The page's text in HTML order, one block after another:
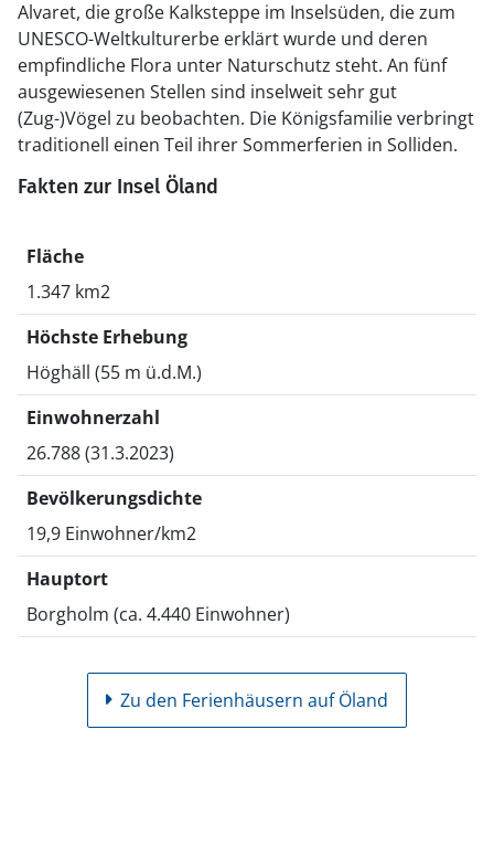
Alvaret, die große Kalksteppe im Inselsüden, die zum
UNESCO-Weltkulturerbe erklärt wurde und deren
empfindliche Flora unter Naturschutz steht. An fünf
ausgewiesenen Stellen sind inselweit sehr gut
(Zug-)Vögel zu beobachten. Die Königsfamilie verbringt
traditionell einen Teil ihrer Sommerferien in Solliden.
Fakten zur Insel Öland
Fläche
1.347 km2
Höchste Erhebung
Höghäll (55 m ü.d.M.)
Einwohnerzahl
26.788 (31.3.2023)
Bevölkerungsdichte
19,9 Einwohner/km2
Hauptort
Borgholm (ca. 4.440 Einwohner)
Zu den Ferienhäusern auf Öland